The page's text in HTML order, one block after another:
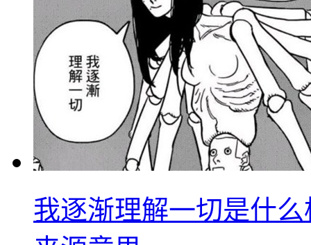
我逐渐理解一切是什